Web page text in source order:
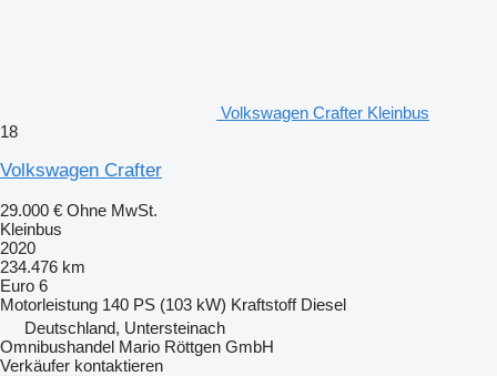
Volkswagen Crafter Kleinbus
18
Volkswagen Crafter
29.000 € Ohne MwSt.
Kleinbus
2020
234.476 km
Euro 6
Motorleistung 140 PS (103 kW) Kraftstoff Diesel
Deutschland, Untersteinach
Omnibushandel Mario Röttgen GmbH
Verkäufer kontaktieren